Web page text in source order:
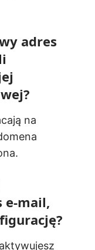
adres
na
e-mail,